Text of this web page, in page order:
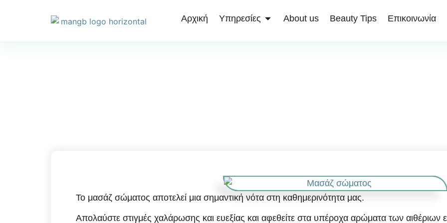
Αρχική Υπηρεσίες About us Beauty Tips Επικοινωνία
Το μασάζ σώματος αποτελεί μια σημαντική νότα στη καθημερινότητα μας.
Απολαύστε στιγμές χαλάρωσης και ευεξίας και αφεθείτε στα υπέροχα αρώματα των αιθέριων